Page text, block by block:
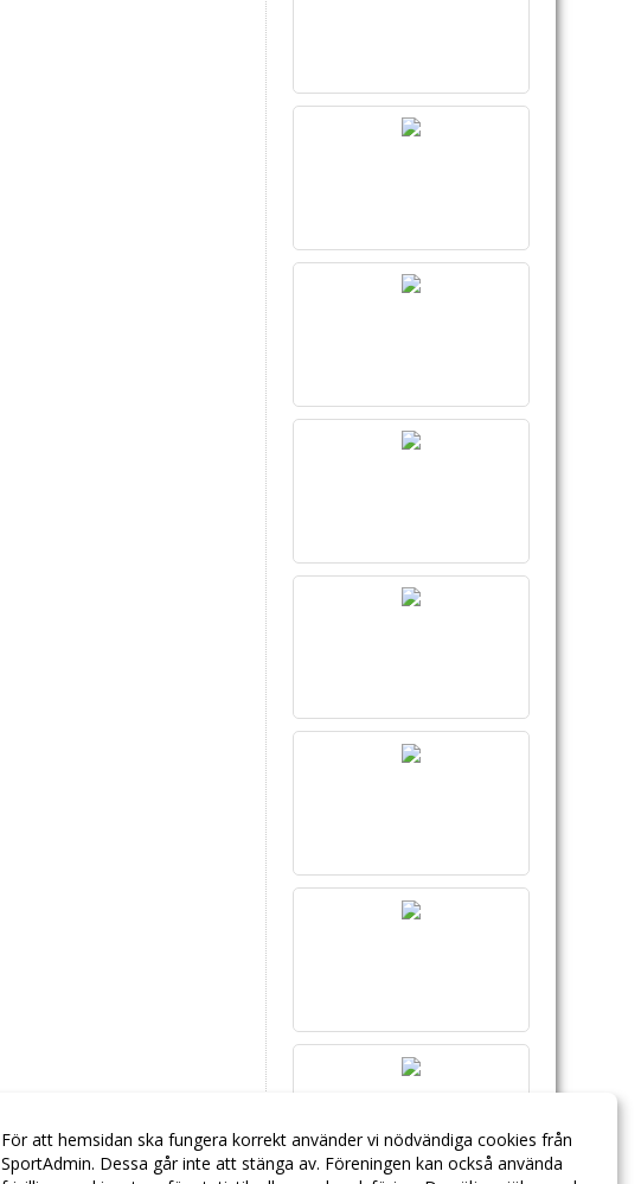
För att hemsidan ska fungera korrekt använder vi nödvändiga cookies från
SportAdmin. Dessa går inte att stänga av. Föreningen kan också använda